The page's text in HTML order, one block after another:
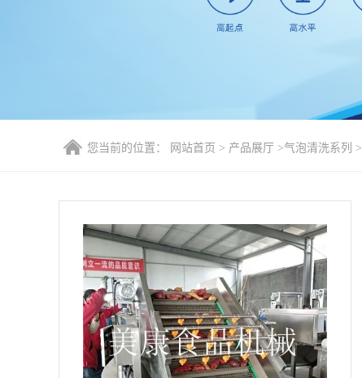
您当前的位置： 网站首页 > 产品展厅 >气泡清洗系列 >